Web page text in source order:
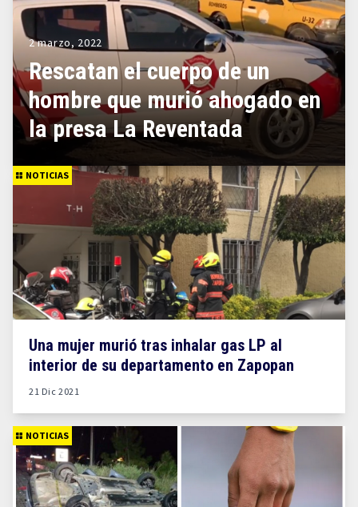
2 marzo, 2022
Rescatan el cuerpo de un
hombre que murió ahogado en
la presa La Reventada
NOTICIAS
Una mujer murió tras inhalar gas LP al
interior de su departamento en Zapopan
21 Dic 2021
NOTICIAS